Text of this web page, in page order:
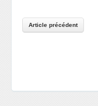
Article précédent